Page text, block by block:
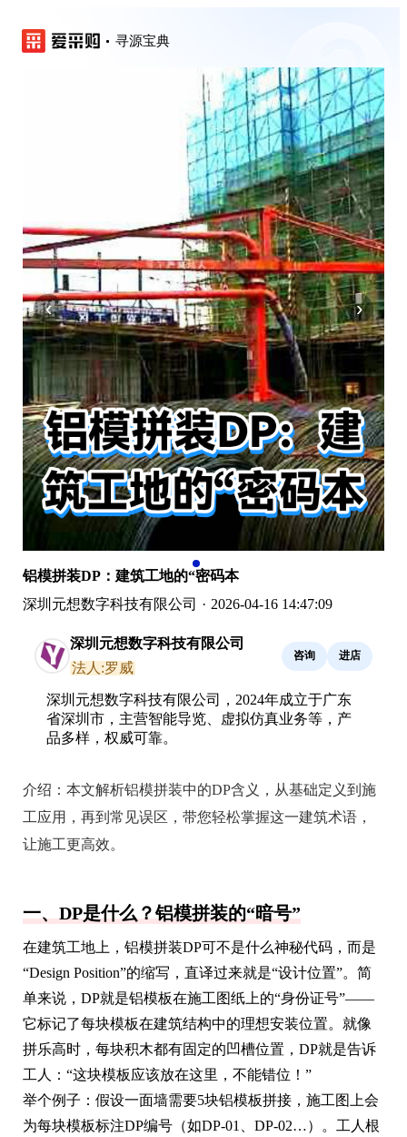
寻源宝典
‹ ›
铝模拼装DP：建筑工地的“密码本
深圳元想数字科技有限公司 · 2026-04-16 14:47:09
深圳元想数字科技有限公司
法人:罗威
咨询 进店
深圳元想数字科技有限公司，2024年成立于广东
省深圳市，主营智能导览、虚拟仿真业务等，产
品多样，权威可靠。
介绍： 本文解析铝模拼装中的DP含义，从基础定义到施
工应用，再到常见误区，带您轻松掌握这一建筑术语，
让施工更高效。
一、DP是什么？铝模拼装的“暗号”
在建筑工地上，铝模拼装DP可不是什么神秘代码，而是
“Design Position”的缩写，直译过来就是“设计位置”。简
单来说，DP就是铝模板在施工图纸上的“身份证号”——
它标记了每块模板在建筑结构中的理想安装位置。就像
拼乐高时，每块积木都有固定的凹槽位置，DP就是告诉
工人：“这块模板应该放在这里，不能错位！”
举个例子：假设一面墙需要5块铝模板拼接，施工图上会
为每块模板标注DP编号（如DP-01、DP-02…）。工人根